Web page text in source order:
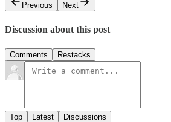
Previous
Next
Discussion about this post
Comments Restacks
Top Latest Discussions